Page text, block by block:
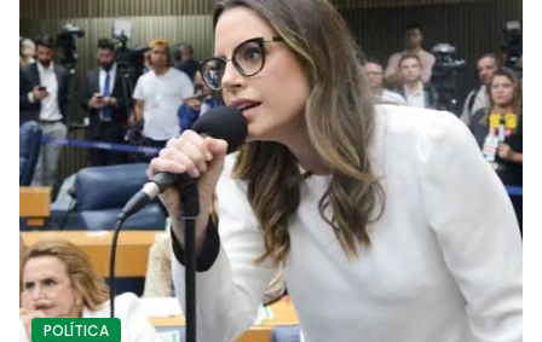
POLÍTICA